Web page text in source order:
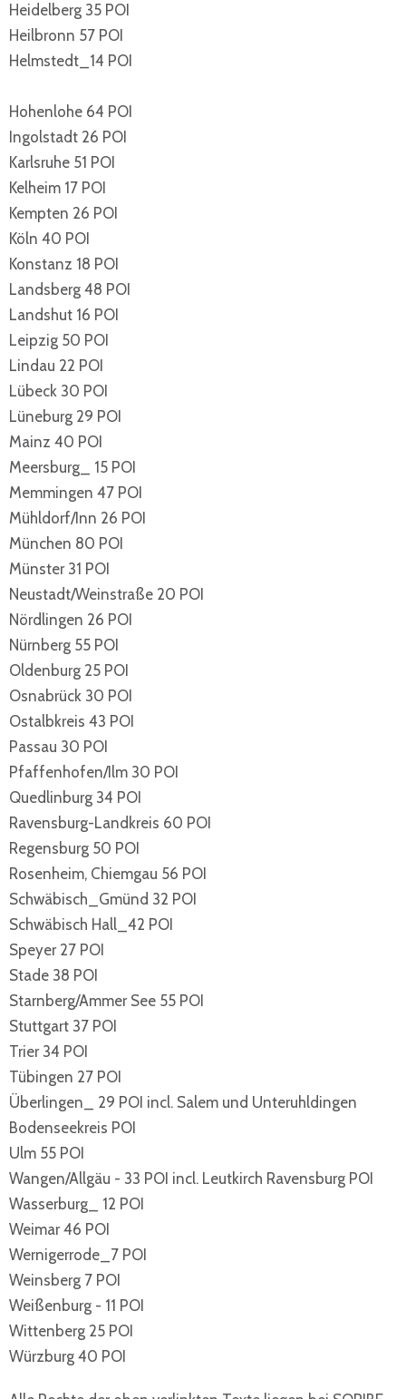
Heidelberg 35 POI
Heilbronn 57 POI
Helmstedt_14 POI
Hohenlohe 64 POI
Ingolstadt 26 POI
Karlsruhe 51 POI
Kelheim 17 POI
Kempten 26 POI
Köln 40 POI
Konstanz 18 POI
Landsberg 48 POI
Landshut 16 POI
Leipzig 50 POI
Lindau 22 POI
Lübeck 30 POI
Lüneburg 29 POI
Mainz 40 POI
Meersburg_ 15 POI
Memmingen 47 POI
Mühldorf/Inn 26 POI
München 80 POI
Münster 31 POI
Neustadt/Weinstraße 20 POI
Nördlingen 26 POI
Nürnberg 55 POI
Oldenburg 25 POI
Osnabrück 30 POI
Ostalbkreis 43 POI
Passau 30 POI
Pfaffenhofen/Ilm 30 POI
Quedlinburg 34 POI
Ravensburg-Landkreis 60 POI
Regensburg 50 POI
Rosenheim, Chiemgau 56 POI
Schwäbisch_Gmünd 32 POI
Schwäbisch Hall_42 POI
Speyer 27 POI
Stade 38 POI
Starnberg/Ammer See 55 POI
Stuttgart 37 POI
Trier 34 POI
Tübingen 27 POI
Überlingen_ 29 POI incl. Salem und Unteruhldingen
Bodenseekreis POI
Ulm 55 POI
Wangen/Allgäu - 33 POI incl. Leutkirch Ravensburg POI
Wasserburg_ 12 POI
Weimar 46 POI
Wernigerrode_7 POI
Weinsberg 7 POI
Weißenburg - 11 POI
Wittenberg 25 POI
Würzburg 40 POI